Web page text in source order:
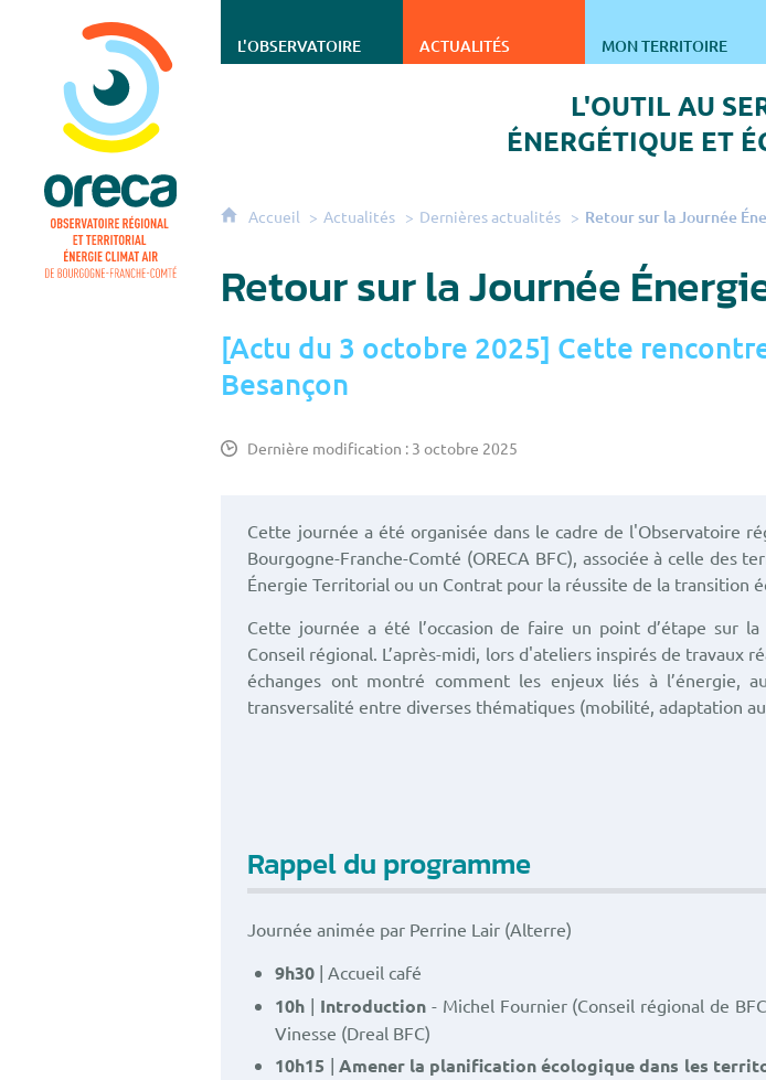
ORECA - Observatoire régional et territorial énergie climat air de Bourgogne-
L'OUTIL AU
ÉNERGÉTIQUE ET
L'OBSERVATOIRE ACTUALITÉS MON TERRITOIRE
Accueil Actualités Dernières actualités Retour sur la Journée
Retour sur la Journée
[Actu du 3 octobre 2025] Cette
Besançon
Dernière modification : 3 octobre 2025
Cette journée a été organisée dans le cadre de l'Observatoire
Bourgogne-Franche-Comté (ORECA BFC), associée à celle des
Énergie Territorial ou un Contrat pour la réussite de la transition
Cette journée a été l’occasion de faire un point d’étape sur
Conseil régional. L’après-midi, lors d'ateliers inspirés de travaux
échanges ont montré comment les enjeux liés à l’énergie,
transversalité entre diverses thématiques (mobilité, adaptation
Rappel du programme
Journée animée par Perrine Lair (Alterre)
9h30 | Accueil café
10h | Introduction - Michel Fournier (Conseil régional de
Vinesse (Dreal BFC)
10h15 | Amener la planification écologique dans les